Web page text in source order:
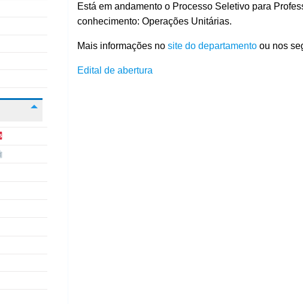
Está em andamento o Processo Seletivo para
conhecimento: Operações Unitárias.
Mais informações no site do departamento ou nos
Edital de abertura